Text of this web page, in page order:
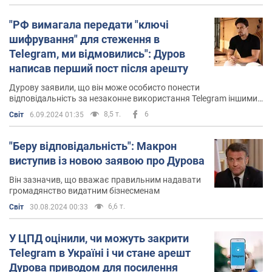
працювати.
"У рамках Цифрового Опору – децентралізованого
руху на захист цифрових свобод і прогресу – я почав
виплачувати біткоїн-гранти адміністраторам proxy і
vpn. Протягом цього року буду радий пожертвувати
мільйони доларів особистих коштів на ці цілі", –
написаввін у квітні 2018 року у ВК.
Можливо, нелюбов до грошей, про яку говорить Дуров,
стала однією з причин його розчарування в соцмережі
Facebook. Він був захоплений розробленими
алгоритмами соцмережі, а також її роботою, але те, що
соціальна мережа пізніше повністю пішла в комерцію
заробляти Дуров їх вміє. Forbesоцінює його статки в
15,1 мільярда доларів. Однак на способі життя це ніяк
не відображається.
"РФ вимагала передати "ключі
шифрування" для стеження в
Telegram, ми відмовились": Дуров
написав перший пост після арешту
Дурову заявили, що він може особисто понести
відповідальність за незаконне використання Telegram іншими
людьми
Світ 6.09.2024 01:35 8,5 т. 6
"Беру відповідальність": Макрон
виступив із новою заявою про Дурова
Він зазначив, що вважає правильним надавати
громадянство видатним бізнесменам
Світ 30.08.2024 00:33 6,6 т.
У ЦПД оцінили, чи можуть закрити
Telegram в Україні і чи стане арешт
Дурова приводом для посилення